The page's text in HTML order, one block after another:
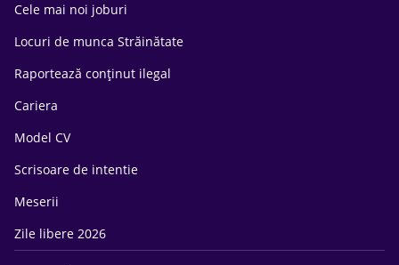
Cele mai noi joburi
Locuri de munca Străinătate
Raportează conținut ilegal
Cariera
Model CV
Scrisoare de intentie
Meserii
Zile libere 2026